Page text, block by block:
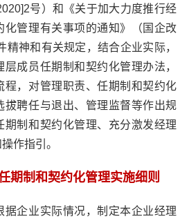
号）和《关于加大力度推行经
化管理有关事项的通知》（国企改
精神和有关规定，结合企业实际，
成员任期制和契约化管理办法，
程，对管理职责、任期制和契约化
拔聘任与退出、管理监督等作出规
期制和契约化管理、充分激发经理
作指引。
期制和契约化管理实施细则
据企业实际情况，制定本企业经理